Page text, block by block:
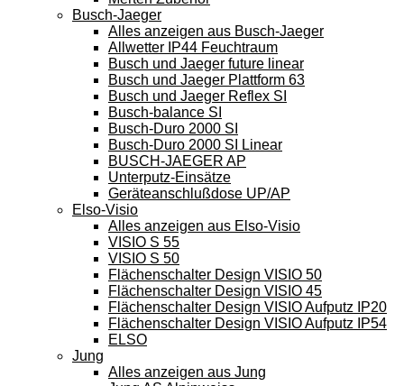
Busch-Jaeger
Alles anzeigen aus Busch-Jaeger
Allwetter IP44 Feuchtraum
Busch und Jaeger future linear
Busch und Jaeger Plattform 63
Busch und Jaeger Reflex SI
Busch-balance SI
Busch-Duro 2000 SI
Busch-Duro 2000 SI Linear
BUSCH-JAEGER AP
Unterputz-Einsätze
Geräteanschlußdose UP/AP
Elso-Visio
Alles anzeigen aus Elso-Visio
VISIO S 55
VISIO S 50
Flächenschalter Design VISIO 50
Flächenschalter Design VISIO 45
Flächenschalter Design VISIO Aufputz IP20
Flächenschalter Design VISIO Aufputz IP54
ELSO
Jung
Alles anzeigen aus Jung